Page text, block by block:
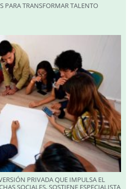
PARA TRANSFORMAR TALENTO
PRIVADA QUE IMPULSA EL
SOCIALES, SOSTIENE ESPECIALISTA